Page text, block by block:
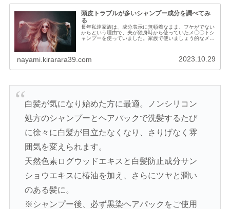
頭皮トラブルが多いシャンプー成分を調べてみ
る
長年私達家族は、成分表示に無頓着なまま、フケがでない
からという理由で、夫が独身時から使っていたメ〇〇トシ
ャンプーを使っていました。家族で使いましょう的なメ〇
nayami.kirarara39.com 2023.10.29
白髪が気になり始めた方に最適。ノンシリコン
処方のシャンプーとヘアパックで洗髪するたび
に徐々に白髪が目立たなくなり、さりげなく雰
囲気を変えられます。
天然色素ログウッドエキスと白髪防止成分サン
ショウエキスに椿油を加え、さらにツヤと潤い
のある髪に。
※シャンプー後、必ず黒染ヘアパックをご使用